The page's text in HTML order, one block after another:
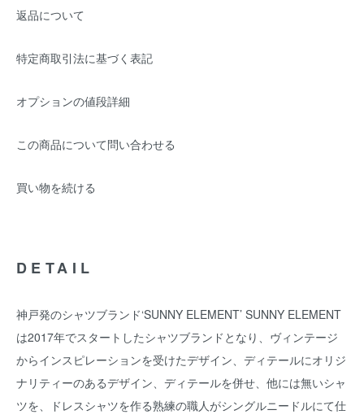
返品について
特定商取引法に基づく表記
オプションの値段詳細
この商品について問い合わせる
買い物を続ける
DETAIL
神戸発のシャツブランド‘SUNNY ELEMENT’ SUNNY ELEMENT
は2017年でスタートしたシャツブランドとなり、ヴィンテージ
からインスピレーションを受けたデザイン、ディテールにオリジ
ナリティーのあるデザイン、ディテールを併せ、他には無いシャ
ツを、ドレスシャツを作る熟練の職人がシングルニードルにて仕